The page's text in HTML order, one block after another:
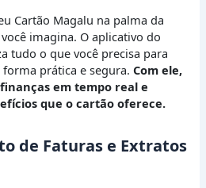
Cartão Magalu na palma da
imagina. O aplicativo do
tudo o que você precisa para
forma prática e segura.Com ele,
em tempo real e
que o cartão oferece.
de Faturas e Extratos